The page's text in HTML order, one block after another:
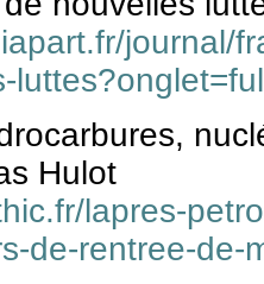
journal/
Hulot
lapres-
de-rentree-de-